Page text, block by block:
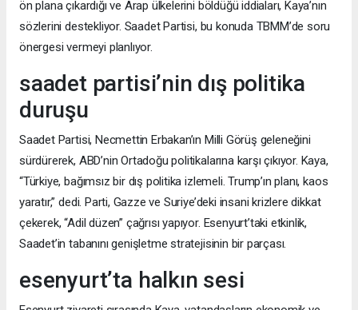
ön plana çıkardığı ve Arap ülkelerini böldüğü iddiaları, Kaya’nın
sözlerini destekliyor. Saadet Partisi, bu konuda TBMM’de soru
önergesi vermeyi planlıyor.
saadet partisi’nin dış politika
duruşu
Saadet Partisi, Necmettin Erbakan’ın Milli Görüş geleneğini
sürdürerek, ABD’nin Ortadoğu politikalarına karşı çıkıyor. Kaya,
“Türkiye, bağımsız bir dış politika izlemeli. Trump’ın planı, kaos
yaratır,” dedi. Parti, Gazze ve Suriye’deki insani krizlere dikkat
çekerek, “Adil düzen” çağrısı yapıyor. Esenyurt’taki etkinlik,
Saadet’in tabanını genişletme stratejisinin bir parçası.
esenyurt’ta halkın sesi